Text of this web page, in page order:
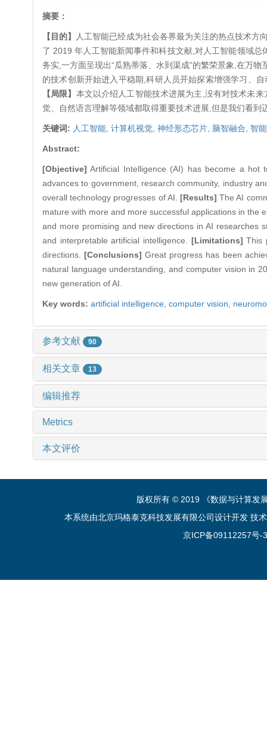
摘要：
【目的】
人工智能已经成为社会各界最为关注的热点技术方
了 2019 年人工智能新闻事件和科技文献,对人工智能领域
务实,一方面呈现出“瓜熟蒂落、水到渠成”的繁荣景象,在万
的技术创新开始进入平稳期,科研人员开始探索增强学习、
【局限】 本文以介绍人工智能技术进展为主,没有对技术未
觉、自然语言理解等领域都取得重要技术进展,但是我们看
关键词: 人工智能, 计算机视觉, 神经形态芯片, 脑智融合, 智
Abstract:
[Objective] Artificial Intelligence (AI) has become a hot
advances to government, research community, industry
overall technology progresses of AI.[Results] The AI
mature with more and more successful applications in
and more promising and new directions in AI researches
and interpretable artificial intelligence. [Limitations] This
directions.[Conclusions] Great progress has been
natural language understanding, and computer vision in
new generation of AI.
Key words: artificial intelligence, computer vision,
参考文献 90
相关文章 13
编辑推荐
Metrics
本文评价
版权所有 © 2019 《数据与计算发
本系统由北京玛格泰克科技发展有限公司设计开发 技
京ICP备09112257号-